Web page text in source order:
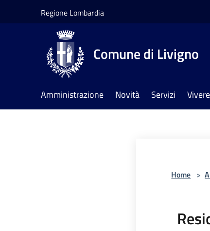
Regione Lombardia
Comune di Livigno
Amministrazione Novità Servizi
Home >